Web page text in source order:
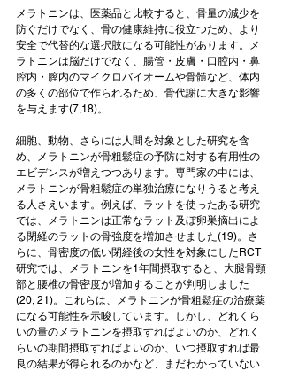
メラトニンは、医薬品と比較すると、骨量の減少を
防ぐだけでなく、骨の健康維持に役立つため、より
安全で代替的な選択肢になる可能性があります。メ
ラトニンは脳だけでなく、腸管・皮膚・口腔内・鼻
腔内・膣内のマイクロバイオームや骨髄など、体内
の多くの部位で作られるため、骨代謝に大きな影響
を与えます(7,18)。
細胞、動物、さらには人間を対象とした研究を含
め、メラトニンが骨粗鬆症の予防に対する有用性の
エビデンスが増えつつあります。専門家の中には、
メラトニンが骨粗鬆症の単独治療になりうると考え
る人さえいます。例えば、ラットを使ったある研究
では、メラトニンは正常なラット及ぼ卵巣摘出によ
る閉経のラットの骨強度を増加させました(19)。さ
らに、骨密度の低い閉経後の女性を対象にしたRCT
研究では、メラトニンを1年間摂取すると、大腿骨頸
部と腰椎の骨密度が増加することが判明しました
(20, 21)。これらは、メラトニンが骨粗鬆症の治療薬
になる可能性を示唆しています。しかし、どれくら
いの量のメラトニンを摂取すればよいのか、どれく
らいの期間摂取すればよいのか、いつ摂取すれば最
良の結果が得られるのかなど、まだわかっていない